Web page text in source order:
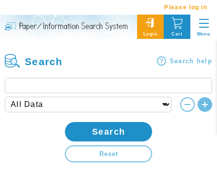
Please log in
Login Cart Menu
Search Search help
Search
Reset